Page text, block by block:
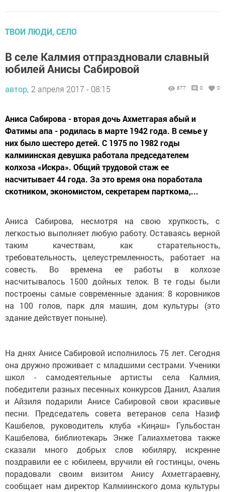
ТВОИ ЛЮДИ, СЕЛО
В селе Калмия отпраздновали славный
юбилей Анисы Сабировой
автор, 2 апреля 2017 - 08:15 877 0 0
Аниса Сабирова - вторая дочь Ахметгарая абый и
Фатимы апа - родилась в марте 1942 года. В семье у
них было шестеро детей. С 1975 по 1982 годы
калмиинская девушка работала председателем
колхоза «Искра». Общий трудовой стаж ее
насчитывает 44 года. За это время она поработала
скотником, экономистом, секретарем парткома,...
Аниса Сабирова, несмотря на свою хрупкость, с
легкостью выполняет любую работу. Оставаясь верной
таким качествам, как старательность,
требовательность, целеустремленность, работает на
совесть. Во времена ее работы в колхозе
насчитывалось 1500 дойных телок. В те годы были
построены самые современные здания: 8 коровников
на 100 голов, парк для машин, дом культуры (это
здание действует поныне).
На днях Анисе Сабировой исполнилось 75 лет. Сегодня
она дружно проживает с младшими сестрами. Ученики
школ - самодеятельные артисты села Калмия,
победители разных песенных конкурсов Данил, Азалия
и Айзиля подарили Анисе Сабировой свои красивые
песни. Председатель совета ветеранов села Назиф
Кашбелов, руководитель клуба «Киңәш» Гульбостан
Кашбелова, библиотекарь Энже Галиахметова также
сказали много добрых слов юбиляру, искренне
поздравили ее с юбилеем, вручили ей гостинцы, очень
порадовали своим визитом Анису Ахметгараевну,
сообщает нам директор Калмиинского дома культуры